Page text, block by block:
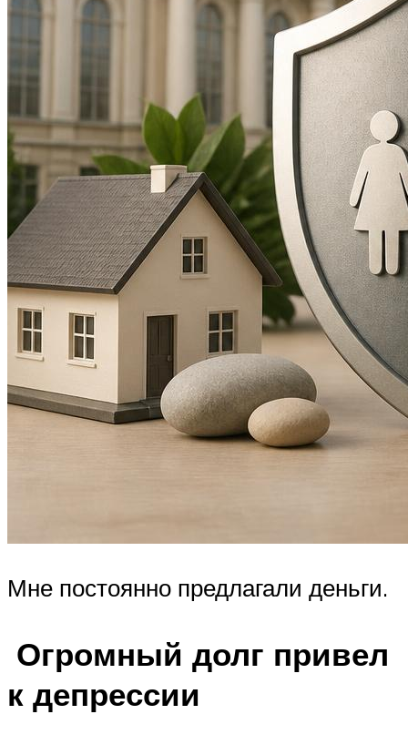
Мне постоянно предлагали деньги.
Огромный долг привел
к депрессии